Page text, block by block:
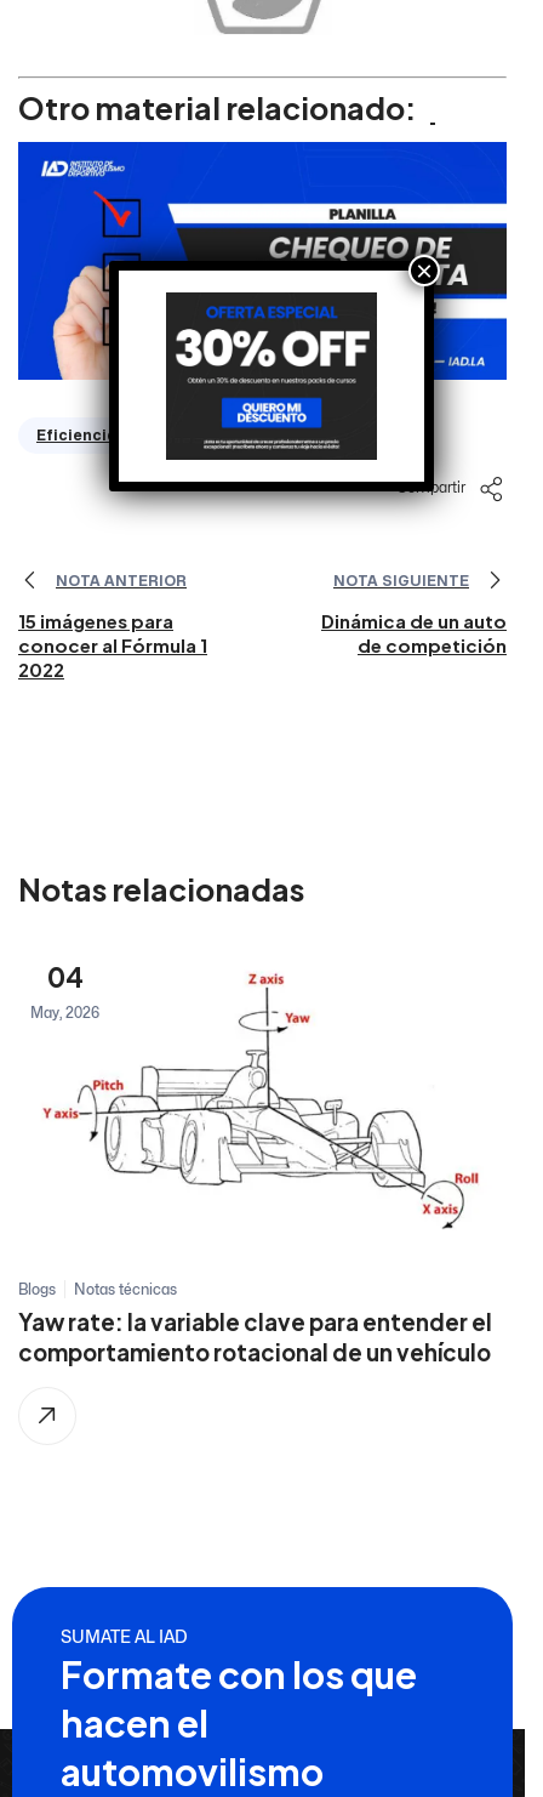
Otro material relacionado:
Eficiencia Volumetrica
Compartir
NOTA ANTERIOR
15 imágenes para
conocer al Fórmula 1
2022
NOTA SIGUIENTE
Dinámica de un auto
de competición
Notas relacionadas
04
May, 2026
Blogs Notas técnicas
Yaw rate: la variable clave para entender el
comportamiento rotacional de un vehículo
SUMATE AL IAD
Formate con los que
hacen el
automovilismo
×